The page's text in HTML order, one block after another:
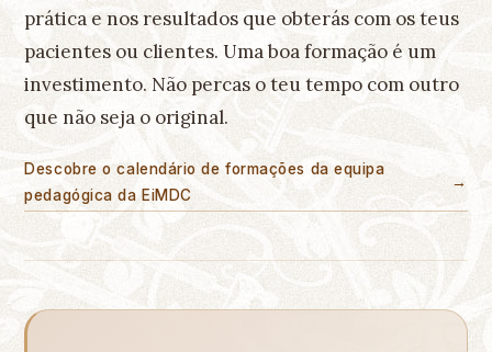
prática e nos resultados que obterás com os teus
pacientes ou clientes. Uma boa formação é um
investimento. Não percas o teu tempo com outro
que não seja o original.
Descobre o calendário de formações da equipa
pedagógica da EiMDC
→